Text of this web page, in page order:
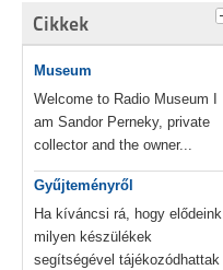
Cikkek
Museum
Welcome to Radio Museum I
am Sandor Perneky, private
collector and the owner...
Gyűjteményről
Ha kíváncsi rá, hogy elődeink
milyen készülékek
segítségével tájékozódhattak